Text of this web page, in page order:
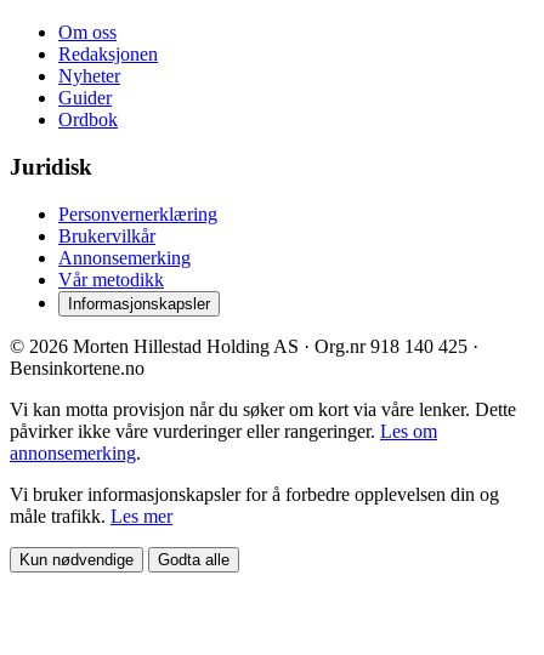
Om oss
Redaksjonen
Nyheter
Guider
Ordbok
Juridisk
Personvernerklæring
Brukervilkår
Annonsemerking
Vår metodikk
Informasjonskapsler
© 2026 Morten Hillestad Holding AS · Org.nr 918 140 425 ·
Bensinkortene.no
Vi kan motta provisjon når du søker om kort via våre lenker. Dette
påvirker ikke våre vurderinger eller rangeringer. Les om
annonsemerking.
Vi bruker informasjonskapsler for å forbedre opplevelsen din og
måle trafikk. Les mer
Kun nødvendige Godta alle